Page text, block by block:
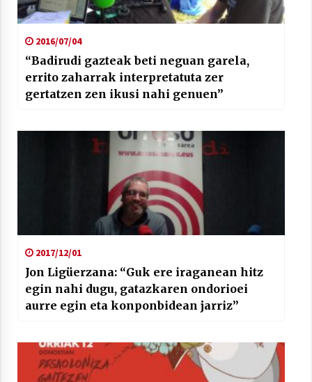
2016/07/04
“Badirudi gazteak beti neguan garela,
errito zaharrak interpretatuta zer
gertatzen zen ikusi nahi genuen”
2017/12/01
Jon Ligüerzana: “Guk ere iraganean hitz
egin nahi dugu, gatazkaren ondorioei
aurre egin eta konponbidean jarriz”